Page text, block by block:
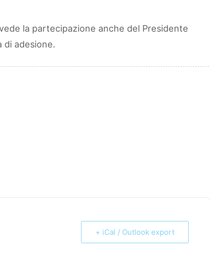
la partecipazione anche del Presidente
di adesione.
+ iCal / Outlook export